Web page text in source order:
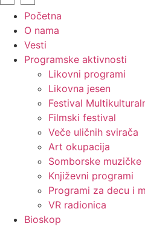
Početna
O nama
Vesti
Programske aktivnosti
Likovni programi
Likovna jesen
Festival
Filmski festival
Veče uličnih svirača
Art okupacija
Somborske muzičke
Književni programi
Programi za decu i
VR radionica
Bioskop